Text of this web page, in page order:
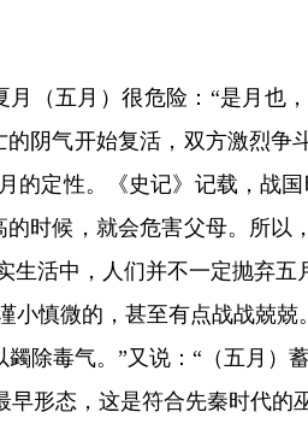
五月）很危险：“是月也
阴气开始复活，双方激烈
的定性。《史记》记载，战
时候，就会危害父母。所
活中，人们并不一定抛弃
慎微的，甚至有点战战兢
除毒气。”又说：“（五月
形态，这是符合先秦时代的